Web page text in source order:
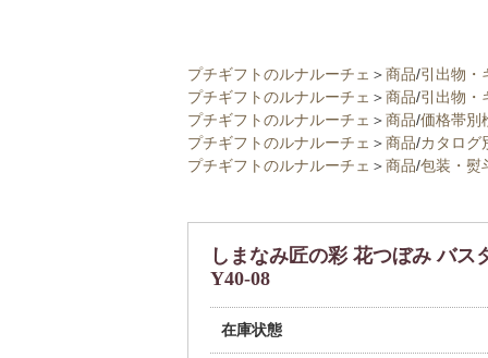
プチギフトのルナルーチェ ＞商品/引出物・
プチギフトのルナルーチェ ＞商品/引出物・
プチギフトのルナルーチェ ＞商品/価格帯別
プチギフトのルナルーチェ ＞商品/カタログ
プチギフトのルナルーチェ ＞商品/包装・熨
しまなみ匠の彩 花つぼみ バ
Y40-08
在庫状態